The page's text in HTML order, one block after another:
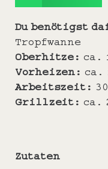
Du benötigst
Tropfwanne
Oberhitze: ca.
Vorheizen: ca.
Arbeitszeit:
Grillzeit: ca.
Zutaten